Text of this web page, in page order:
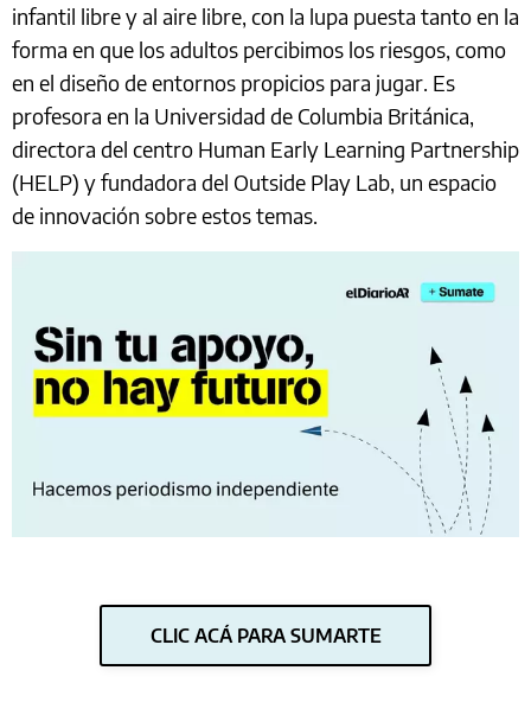
infantil libre y al aire libre, con la lupa puesta tanto en la
forma en que los adultos percibimos los riesgos, como
en el diseño de entornos propicios para jugar. Es
profesora en la Universidad de Columbia Británica,
directora del centro Human Early Learning Partnership
(HELP) y fundadora del Outside Play Lab, un espacio
de innovación sobre estos temas.
CLIC ACÁ PARA SUMARTE